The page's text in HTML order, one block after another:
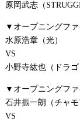
原岡武志（
▼オープニングフ
水原浩章（光）
VS
小野寺紘也（ドラ
▼オープニングフ
石井振一朗（チャ
VS